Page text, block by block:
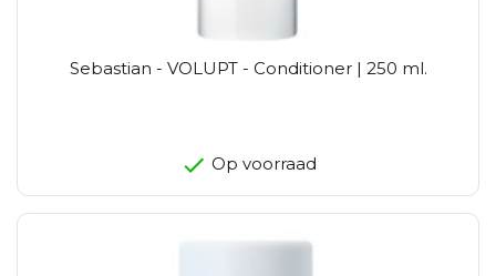
Sebastian - VOLUPT - Conditioner | 250 ml.
Op voorraad